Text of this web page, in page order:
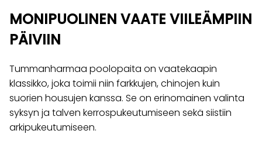
MONIPUOLINEN VAATE VIILEÄMPIIN
PÄIVIIN
Tummanharmaa poolopaita on vaatekaapin
klassikko, joka toimii niin farkkujen, chinojen kuin
suorien housujen kanssa. Se on erinomainen valinta
syksyn ja talven kerrospukeutumiseen sekä siistiin
arkipukeutumiseen.